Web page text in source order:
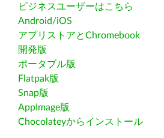
ビジネスユーザーはこちら
Android/iOS
アプリストアとChromebook
開発版
ポータブル版
Flatpak版
Snap版
AppImage版
Chocolateyからインストール